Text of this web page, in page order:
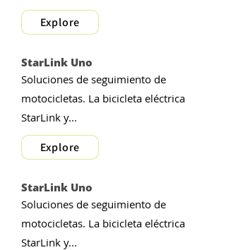
Explore
StarLink Uno
Soluciones de seguimiento de
motocicletas. La bicicleta eléctrica
StarLink y...
Explore
StarLink Uno
Soluciones de seguimiento de
motocicletas. La bicicleta eléctrica
StarLink y...